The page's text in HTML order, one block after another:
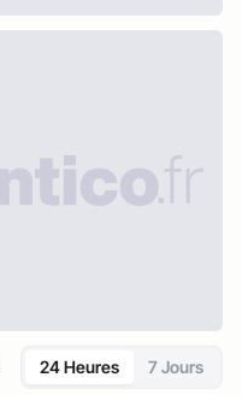
24 Heures 7 Jours